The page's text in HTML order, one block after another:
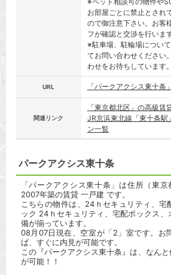
お部屋ごとに禁止とされ
ので御注意下さい。お客
フが確認と交渉を行います
※駐車場、駐輪場につい
てお問い合わせください
わせをお待ちしています。
URL 「パークアクシス東十条
関連リンク
「東京都北区」の高級賃
JR京浜東北線「東十条駅
ン一覧
パークアクシス東十条
「パークアクシス東十条」は住所（東
2007年築の賃貸 一戸建 です。
こちらの物件は、24ｈセキュリティ、宅
ック 24ｈセキュリティ、宅配ボックス
備が揃っています。
08月07日現在、空室が「2」室です。お
ば、すぐに内見が可能です。
この『パークアクシス東十条』は、なん
が可能！！